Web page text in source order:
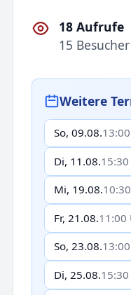
18 Aufrufe
15
Weitere
So, 09.08.
Di, 11.08.
Mi, 19.08.
Fr, 21.08.11:00
So, 23.08.
Di, 25.08.